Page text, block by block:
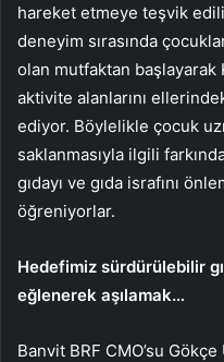
hareket etmeye teşvik
deneyim sırasında
olan mutfaktan başlayarak
aktivite alanlarını
ediyor. Böylelikle çocuk
saklanmasıyla ilgili
gıdayı ve gıda israfını
öğreniyorlar.
Hedefimiz sürdürülebilir
eğlenerek aşılamak…
Banvit BRF CMO’su